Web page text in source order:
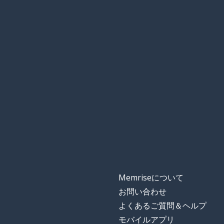
Memriseについて
お問い合わせ
よくあるご質問＆ヘルプ
モバイルアプリ